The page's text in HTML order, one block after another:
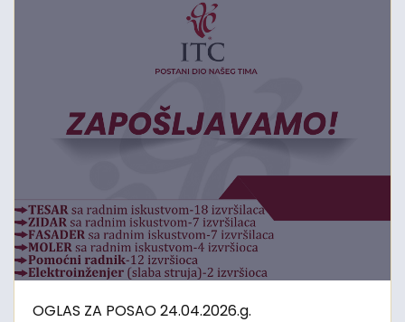
OGLAS ZA POSAO 24.04.2026.g.